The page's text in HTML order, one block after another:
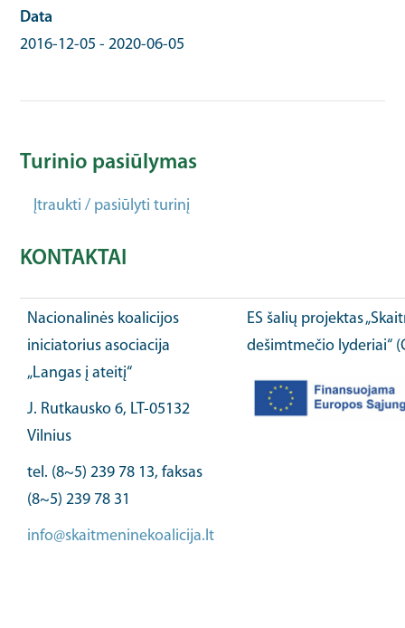
Data
2016-12-05 -2020-06-05
Turinio pasiūlymas
Įtraukti / pasiūlyti turinį
KONTAKTAI
Nacionalinės koalicijos
iniciatorius asociacija
„Langas į ateitį“
J. Rutkausko 6, LT-05132
Vilnius
tel. (8~5) 239 78 13, faksas
(8~5) 239 78 31
info@skaitmeninekoalicija.lt
ES šalių projektas
dešimtmečio lyderiai“